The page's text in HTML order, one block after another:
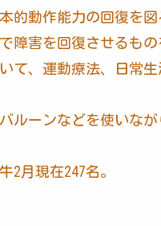
的動作能力の回復を
障害を回復させるもの
て、運動療法、日常
ルーンなどを使いなが
2月現在247名。